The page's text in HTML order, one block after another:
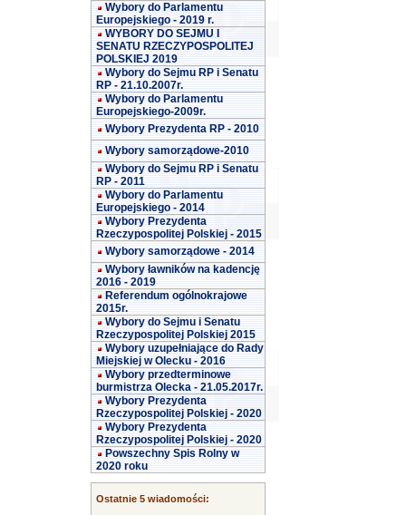
Wybory do Parlamentu
Europejskiego - 2019 r.
WYBORY DO SEJMU I
SENATU RZECZYPOSPOLITEJ
POLSKIEJ 2019
Wybory do Sejmu RP i Senatu
RP - 21.10.2007r.
Wybory do Parlamentu
Europejskiego-2009r.
Wybory Prezydenta RP - 2010
Wybory samorządowe-2010
Wybory do Sejmu RP i Senatu
RP - 2011
Wybory do Parlamentu
Europejskiego - 2014
Wybory Prezydenta
Rzeczypospolitej Polskiej - 2015
Wybory samorządowe - 2014
Wybory ławników na kadencję
2016 - 2019
Referendum ogólnokrajowe
2015r.
Wybory do Sejmu i Senatu
Rzeczypospolitej Polskiej 2015
Wybory uzupełniające do Rady
Miejskiej w Olecku - 2016
Wybory przedterminowe
burmistrza Olecka - 21.05.2017r.
Wybory Prezydenta
Rzeczypospolitej Polskiej - 2020
Wybory Prezydenta
Rzeczypospolitej Polskiej - 2020
Powszechny Spis Rolny w
2020 roku
Ostatnie 5 wiadomości: